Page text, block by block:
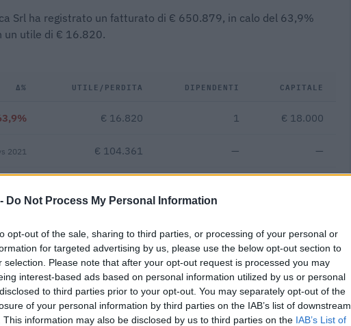
Do Not Process My Personal Information
opt-out of the sale, sharing to third parties, or processing of your personal or
for targeted advertising by us, please use the below opt-out section to
selection. Please note that after your opt-out request is processed you may
interest-based ads based on personal information utilized by us or personal
to third parties prior to your opt-out. You may separately opt-out of the
of your personal information by third parties on the IAB’s list of downstream
This information may also be disclosed by us to third parties on the IAB’s List of
Srl ha registrato un fatturato di € 650.879, in calo del 63,9%
un utile di € 16.820.
Δ% UTILE/PERDITA DIPENDENTI CAPITALE
€ 16.820 1 € 18.000
2021 € 104.361 — —
€ 650.879
Fatturato per dipendente